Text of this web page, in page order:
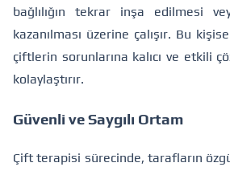
bağlılığın tekrar inşa edilmesi
kazanılması üzerine çalışır. Bu
çiftlerin sorunlarına kalıcı ve etkili
kolaylaştırır.
Güvenli ve Saygılı Ortam
Çift terapisi sürecinde, tarafların